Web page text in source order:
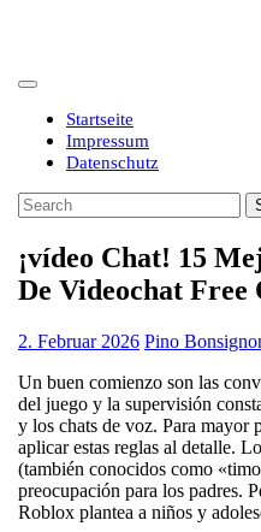
Open
ButtonStartseite
Impressum
Datenschutz
Close
Button
Search
for:
¡vídeo Chat! 15
De Videochat Free
2. Februar 20262.
2026
Pino
Un buen comienzo son las
del juego y la supervisión
y los chats de voz. Para mayor
aplicar estas reglas al detalle.
(también conocidos como
preocupación para los padres.
Roblox plantea a niños y